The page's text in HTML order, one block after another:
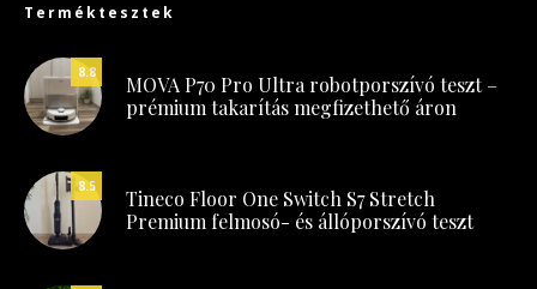
Terméktesztek
8.8
MOVA P70 Pro Ultra robotporszívó teszt –
prémium takarítás megfizethető áron
8.5
Tineco Floor One Switch S7 Stretch
Premium felmosó- és állóporszívó teszt